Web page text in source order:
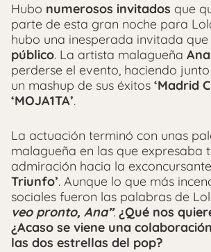
Hubo numerosos invitados que
parte de esta gran noche para
hubo una inesperada invitada que
público. La artista malagueña
perderse el evento, haciendo
un mashup de sus éxitos ‘Madrid
‘MOJA1TA’.
La actuación terminó con unas
malagueña en las que expresaba
admiración hacia la
Triunfo’. Aunque lo que más
sociales fueron las palabras de
veo pronto, Ana”. ¿Qué nos
¿Acaso se viene una
las dos estrellas del pop?